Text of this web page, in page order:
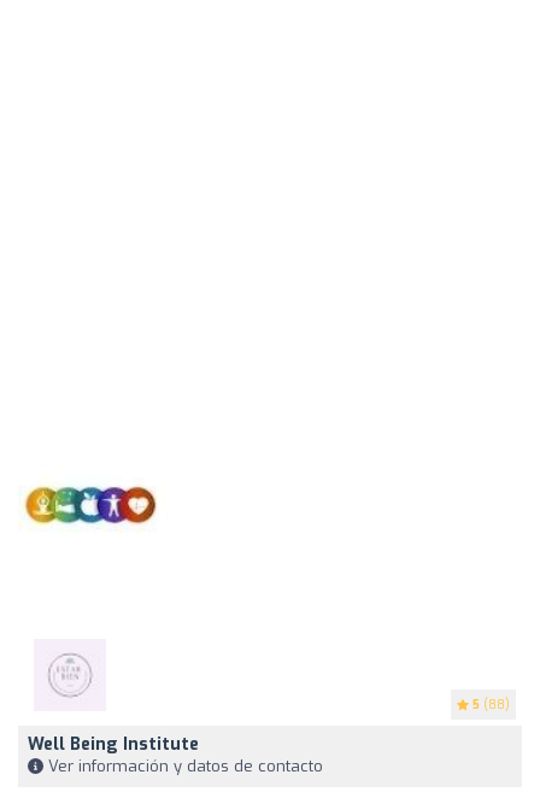
5 (88)
Well Being Institute
Ver información y datos de contacto